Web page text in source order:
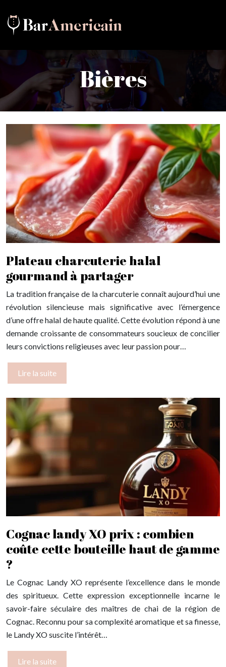
Bières
Plateau charcuterie halal
gourmand à partager
La tradition française de la charcuterie connaît aujourd’hui une
révolution silencieuse mais significative avec l’émergence
d’une offre halal de haute qualité. Cette évolution répond à une
demande croissante de consommateurs soucieux de concilier
leurs convictions religieuses avec leur passion pour…
Lire la suite
Cognac landy XO prix : combien
coûte cette bouteille haut de gamme
?
Le Cognac Landy XO représente l’excellence dans le monde
des spiritueux. Cette expression exceptionnelle incarne le
savoir-faire séculaire des maîtres de chai de la région de
Cognac. Reconnu pour sa complexité aromatique et sa finesse,
le Landy XO suscite l’intérêt…
Lire la suite